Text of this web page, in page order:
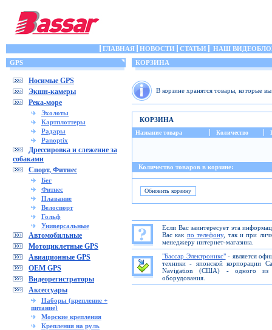
ГЛАВНАЯ НОВОСТИ СТАТЬИ
НАШ
GPS
Носимые GPS
Экшн-камеры
Река-море
Эхолоты
Картплоттеры
Радары
Panoptix
Дрессировка и слежение за
собаками
Спорт, Фитнес
Бег
Фитнес
Плавание
Велоспорт
Гольф
Универсальные
Автомобильные
Мотоциклетные GPS
Авиационные GPS
OEM GPS
Видеорегистраторы
Аксессуары
Наборы (крепление +
питание)
Морские крепления
Крепления на руль
КОРЗИНА
В корзине хранятся товары, которые
КОРЗИНА
Название товара Количество
Количество товаров в корзине:
Если Вас заинтересует эта
Вас как по телефону, так и при
менеджеру интернет-магазина.
"Бассар Электроникс"- является
техники - японской корпорации
Navigation (США) - одного из
оборудования.